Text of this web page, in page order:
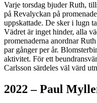
Varje torsdag bjuder Ruth,
på Revalyckan på
uppskattade. De sker i lugn
Vädret är inget hinder, alla
promenaderna anordnar
par gånger per år.
aktivitet. För ett
Carlsson särdeles väl värd
2022 – Paul